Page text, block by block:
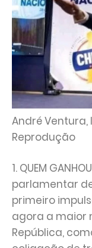
André Ventura,
Reprodução
1. QUEM
parlamentar
primeiro
agora a maior
República,